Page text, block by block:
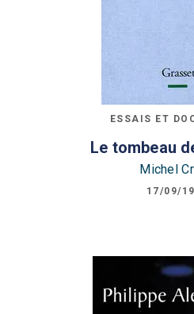
ESSAIS ET
Le tombeau
Michel
17/09/